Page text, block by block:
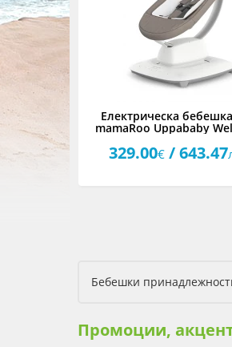
Електрическа
mamaRoo Uppababy
329.00€/ 643.47
Бебешки
Промоции,